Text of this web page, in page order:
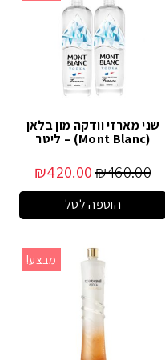
שני מארזי וודקה מון בלאן
(Mont Blanc) – ליטר
₪460.00
₪420.00
הוספה לסל
מבצע!